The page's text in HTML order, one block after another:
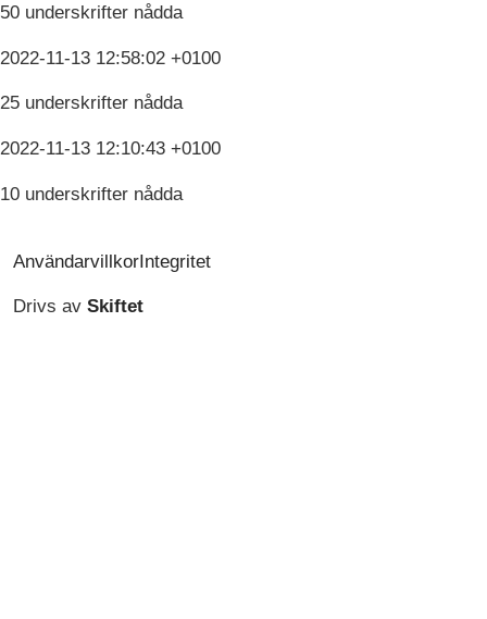
50 underskrifter nådda
2022-11-13 12:58:02 +0100
25 underskrifter nådda
2022-11-13 12:10:43 +0100
10 underskrifter nådda
Användarvillkor Integritet
Drivs av Skiftet